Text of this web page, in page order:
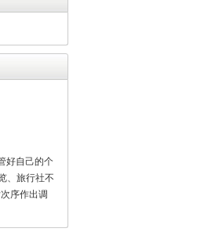
好自己的个
、旅行社不
序作出调